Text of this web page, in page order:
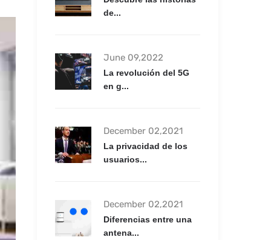
de...
June 09,2022
La revolución del 5G
en g...
December 02,2021
La privacidad de los
usuarios...
December 02,2021
Diferencias entre una
antena...